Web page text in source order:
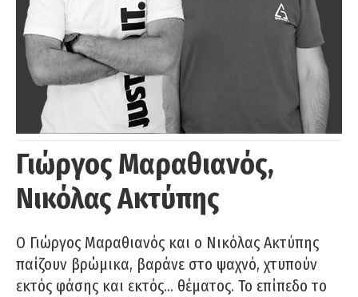
Γιώργος Μαραθιανός,
Νικόλας Ακτύπης
Ο Γιώργος Μαραθιανός και ο Νικόλας Ακτύπης
παίζουν βρώμικα, βαράνε στο ψαχνό, χτυπούν
εκτός φάσης και εκτός… θέματος. Το επίπεδο το